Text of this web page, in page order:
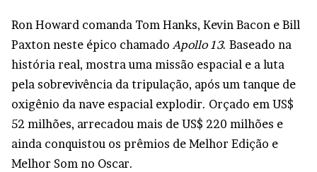
Ron Howard comanda Tom Hanks, Kevin Bacon e Bill
Paxton neste épico chamado Apollo 13. Baseado na
história real, mostra uma missão espacial e a luta
pela sobrevivência da tripulação, após um tanque de
oxigênio da nave espacial explodir. Orçado em US$
52 milhões, arrecadou mais de US$ 220 milhões e
ainda conquistou os prêmios de Melhor Edição e
Melhor Som no Oscar.